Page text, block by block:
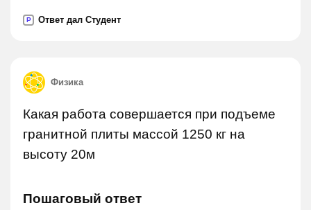
P Ответ дал Студент
Физика
Какая работа совершается при подъеме
гранитной плиты массой 1250 кг на
высоту 20м
Пошаговый ответ